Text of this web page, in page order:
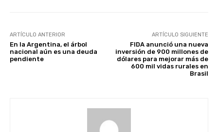
ARTÍCULO ANTERIOR
En la Argentina, el árbol
nacional aún es una deuda
pendiente
ARTÍCULO SIGUIENTE
FIDA anunció una nueva
inversión de 900 millones de
dólares para mejorar más de
600 mil vidas rurales en
Brasil